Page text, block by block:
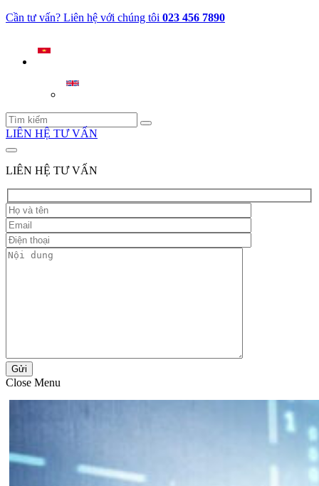
Cần tư vấn? Liên hệ với chúng tôi 023 456 7890
LIÊN HỆ TƯ VẤN
LIÊN HỆ TƯ VẤN
Gửi
Close Menu